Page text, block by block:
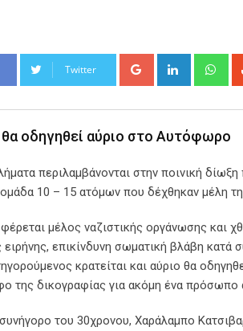
Twitter Google+ LinkedIn
θα οδηγηθεί αύριο στο Αυτόφωρο
περιλαμβάνονται στην ποινική
10 – 15 ατόμων που δέχθηκαν μέλη
μέλος ναζιστικής οργάνωσης και
ειρήνης, επικίνδυνη σωματική βλάβη
κρατείται και αύριο θα
της δικογραφίας για ακόμη ένα πρόσωπο
του 30χρονου, Χαράλαμπο